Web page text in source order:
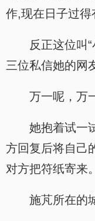
作,现在日子过得
反正这位叫
三位私信她的网
万一呢，万
她抱着试一
方回复后将自己
对方把符纸寄来。
施芃所在的